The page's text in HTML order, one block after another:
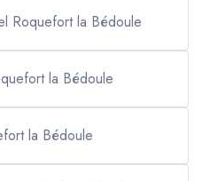
Roquefort la Bédoule
la Bédoule
la Bédoule